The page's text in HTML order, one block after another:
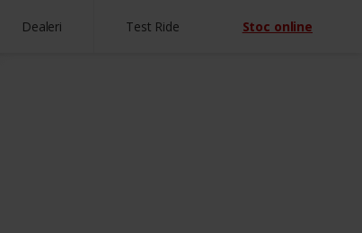
Dealeri Test Ride Stoc online